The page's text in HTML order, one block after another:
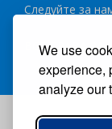
We use
experience,
analyze our
Следуйте за
ВСЕ ПРАВА